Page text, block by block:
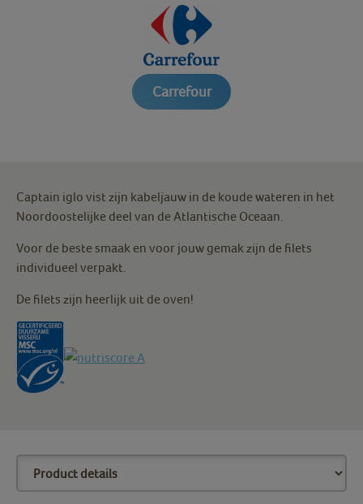
Carrefour
Captain iglo vist zijn kabeljauw in de koude wateren in het
Noordoostelijke deel van de Atlantische Oceaan.
Voor de beste smaak en voor jouw gemak zijn de filets
individueel verpakt.
De filets zijn heerlijk uit de oven!